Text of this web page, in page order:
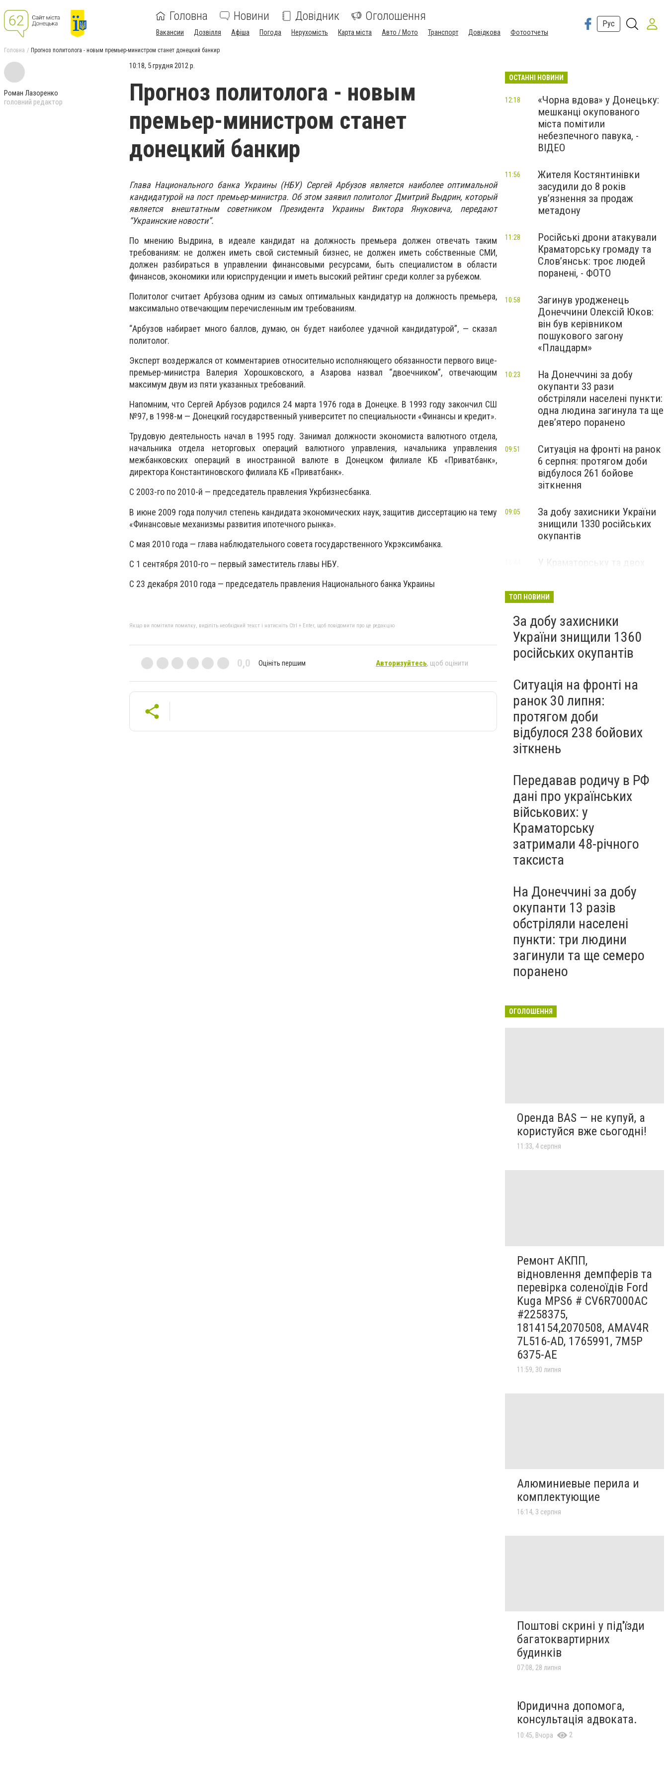
Головна Новини Довідник Оголошення
Вакансии Дозвілля Афіша Погода Нерухомість Карта міста Авто / Мото Транспорт Довідкова Фотоотчеты
Рус
Головна Прогноз политолога - новым премьер-министром станет донецкий банкир
Роман Лазоренко
головний редактор
10:18, 5 грудня 2012 р.
Прогноз политолога - новым
премьер-министром станет
донецкий банкир
Глава Национального банка Украины (НБУ) Сергей Арбузов является наиболее оптимальной
кандидатурой на пост премьер-министра. Об этом заявил политолог Дмитрий Выдрин, который
является внештатным советником Президента Украины Виктора Януковича, передают
“Украинские новости”.
По мнению Выдрина, в идеале кандидат на должность премьера должен отвечать таким
требованиям: не должен иметь свой системный бизнес, не должен иметь собственные СМИ,
должен разбираться в управлении финансовыми ресурсами, быть специалистом в области
финансов, экономики или юриспруденции и иметь высокий рейтинг среди коллег за рубежом.
Политолог считает Арбузова одним из самых оптимальных кандидатур на должность премьера,
максимально отвечающим перечисленным им требованиям.
“Арбузов набирает много баллов, думаю, он будет наиболее удачной кандидатурой”, — сказал
политолог.
Эксперт воздержался от комментариев относительно исполняющего обязанности первого вице-
премьер-министра Валерия Хорошковского, а Азарова назвал “двоечником”, отвечающим
максимум двум из пяти указанных требований.
Напомним, что Сергей Арбузов родился 24 марта 1976 года в Донецке. В 1993 году закончил СШ
№97, в 1998-м — Донецкий государственный университет по специальности «Финансы и кредит».
Трудовую деятельность начал в 1995 году. Занимал должности экономиста валютного отдела,
начальника отдела неторговых операций валютного управления, начальника управления
межбанковских операций в иностранной валюте в Донецком филиале КБ «Приватбанк»,
директора Константиновского филиала КБ «Приватбанк».
С 2003-го по 2010-й — председатель правления Укрбизнесбанка.
В июне 2009 года получил степень кандидата экономических наук, защитив диссертацию на тему
«Финансовые механизмы развития ипотечного рынка».
С мая 2010 года — глава наблюдательного совета государственного Укрэксимбанка.
С 1 сентября 2010-го — первый заместитель главы НБУ.
С 23 декабря 2010 года — председатель правления Национального банка Украины
Якщо ви помітили помилку, виділіть необхідний текст і натисніть Ctrl + Enter, щоб повідомити про це редакцію
0,0 Оцініть першим Авторизуйтесь, щоб оцінити
ОСТАННІ НОВИНИ
«Чорна вдова» у Донецьку:
мешканці окупованого
міста помітили
небезпечного павука, -
ВІДЕО
12:18
Жителя Костянтинівки
засудили до 8 років
ув’язнення за продаж
метадону
11:56
Російські дрони атакували
Краматорську громаду та
Слов’янськ: троє людей
поранені, - ФОТО
11:28
Загинув уродженець
Донеччини Олексій Юков:
він був керівником
пошукового загону
«Плацдарм»
10:58
На Донеччині за добу
окупанти 33 рази
обстріляли населені пункти:
одна людина загинула та ще
девʼятеро поранено
10:23
Ситуація на фронті на ранок
6 серпня: протягом доби
відбулося 261 бойове
зіткнення
09:51
За добу захисники України
знищили 1330 російських
окупантів
09:05
У Краматорську та двох
евакуацію дітей із
ТОП НОВИНИ
За добу захисники
України знищили 1360
російських окупантів
Ситуація на фронті на
ранок 30 липня:
протягом доби
відбулося 238 бойових
зіткнень
Передавав родичу в РФ
дані про українських
військових: у
Краматорську
затримали 48-річного
таксиста
На Донеччині за добу
окупанти 13 разів
обстріляли населені
пункти: три людини
загинули та ще семеро
поранено
ОГОЛОШЕННЯ
Оренда BAS — не купуй, а
користуйся вже сьогодні!
11:33, 4 серпня
Ремонт АКПП,
відновлення демпферів та
перевірка соленоїдів Ford
Kuga MPS6 # CV6R7000AC
#2258375,
1814154,2070508, AMAV4R
7L516-AD, 1765991, 7M5P
6375-AE
11:59, 30 липня
Алюминиевые перила и
комплектующие
16:14, 3 серпня
Поштові скрині у під'їзди
багатоквартирних
будинків
07:08, 28 липня
Юридична допомога,
консультація адвоката.
10:45, Вчора 2